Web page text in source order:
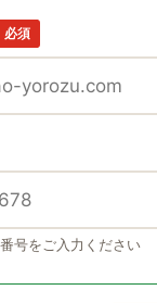
必須
号をご入力ください